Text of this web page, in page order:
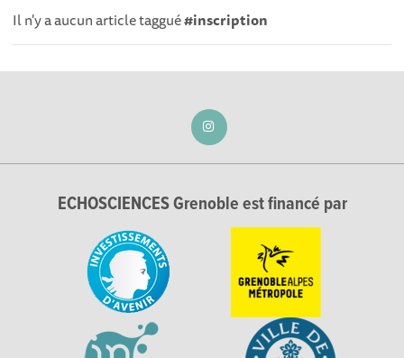
Il n'y a aucun article taggué#inscription
ECHOSCIENCES Grenoble est financé par